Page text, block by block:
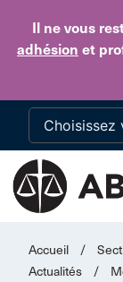
Il ne vous
adhésion et
Accueil /
Actualités
/